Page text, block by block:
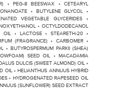
• PEG-8 BEESWAX • CETEARYL
• BUTYLENE GLYCOL •
VEGETABLE GLYCERIDES •
• OCTYLDODECANOL
OIL • LACTOSE • STEARETH-20 •
(FRAGRANCE) • CARBOMER •
• BUTYROSPERMUM PARKII (SHEA)
SEED OIL • MACADAMIA
DULCIS (SWEET ALMOND) OIL •
OIL • HELIANTHUS ANNUUS HYBRID
• HYDROGENATED RAPESEED OIL
(SUNFLOWER) SEED EXTRACT